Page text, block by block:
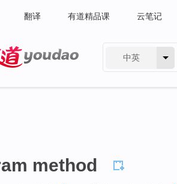
翻译 有道精品课 云笔记
中英
method